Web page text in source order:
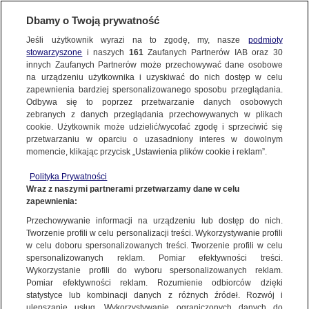
NAJNOWSZE
ZOBACZ FAKTY
FAKTY PO FAKTACH
FAKTY O ŚWIECIE
WIĘCEJ
KANAŁY
Dzień dobry!
Jedno konto do wszystkich usług
Dbamy o Twoją prywatność
Jeśli użytkownik wyrazi na to zgodę, my, nasze podmioty
stowarzyszone i naszych 161Zaufanych Partnerów IAB oraz 30
innych Zaufanych Partnerów może przechowywać dane osobowe
na urządzeniu użytkownika i uzyskiwać do nich dostęp w celu
zapewnienia bardziej spersonalizowanego sposobu przeglądania.
Odbywa się to poprzez przetwarzanie danych osobowych
zebranych z danych przeglądania przechowywanych w plikach
cookie. Użytkownik może udzielić/wycofać zgodę i sprzeciwić się
przetwarzaniu w oparciu o uzasadniony interes w dowolnym
momencie, klikając przycisk „Ustawienia plików cookie i reklam”.
Polityka Prywatności
Wraz z naszymi partnerami przetwarzamy dane w celu
zapewnienia:
Przechowywanie informacji na urządzeniu lub dostęp do nich.
Tworzenie profili w celu personalizacji treści. Wykorzystywanie profili
w celu doboru spersonalizowanych treści. Tworzenie profili w celu
spersonalizowanych reklam. Pomiar efektywności treści.
Wykorzystanie profili do wyboru spersonalizowanych reklam.
Pomiar efektywności reklam. Rozumienie odbiorców dzięki
statystyce lub kombinacji danych z różnych źródeł. Rozwój i